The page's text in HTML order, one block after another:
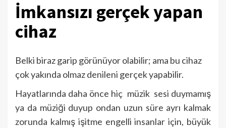
İmkansızı gerçek yapan
cihaz
Belki biraz garip görünüyor olabilir; ama bu cihaz
çok yakında olmaz denileni gerçek yapabilir.
Hayatlarında daha önce hiç müzik sesi duymamış
ya da müziği duyup ondan uzun süre ayrı kalmak
zorunda kalmış işitme engelli insanlar için, büyük